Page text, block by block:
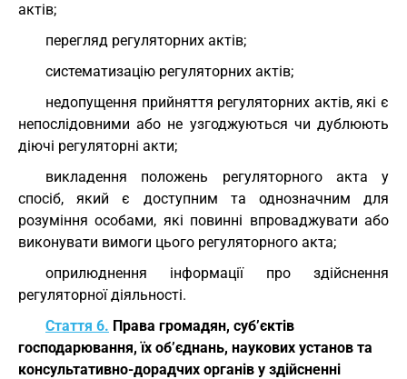
актів;
перегляд регуляторних актів;
систематизацію регуляторних актів;
недопущення прийняття регуляторних актів, які є
непослідовними або не узгоджуються чи дублюють
діючі регуляторні акти;
викладення положень регуляторного акта у
спосіб, який є доступним та однозначним для
розуміння особами, які повинні впроваджувати або
виконувати вимоги цього регуляторного акта;
оприлюднення інформації про здійснення
регуляторної діяльності.
Стаття 6. Права громадян, суб’єктів
господарювання, їх об’єднань, наукових установ та
консультативно-дорадчих органів у здійсненні